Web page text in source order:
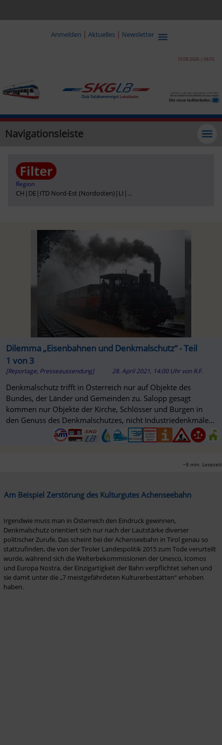
Anmelden | Aktuelles | Newsletter
10.08.2026 | 04:55
Navigationsleiste
Region
CH | DE| ITD Nord-Est (Nordosten) | LI | ...
Dilemma „Eisenbahnen und Denkmalschutz“ - Teil
1 von 3
[Reportage, Presseaussendung] 28. April 2021, 14:00 Uhr vonR.F.
Denkmalschutz trifft in Österreich nur auf Objekte des
Bundes, der Länder und Gemeinden zu. Salopp gesagt
kommen nur Objekte der Kirche, Schlösser und Burgen in
den Genuss des Denkmalschutzes, nicht Industriedenkmäler
wie Eisenbahnen!
~8 min. Lesezeit
Am Beispiel Zerstörung des Kulturgutes Achenseebahn
Irgendwie muss man in Österreich den Eindruck gewinnen,
Denkmalschutz orientiert sich nur nach der Lautstärke diverser
politischer Zurufe. Das scheint bei der Achenseebahn in Tirol genau so
stattzufinden, die von der Tiroler Landespolitik 2015 zum Tode verurteilt
wurde, während sich die Welterbekommissionen der Unesco, Icomos
und Europa Nostra, der Einzigartigkeit der Bahn verpflichtet sehen und
sie damit unter die „7 meistgefährdeten Kulturerbestätten“ erhoben
haben.